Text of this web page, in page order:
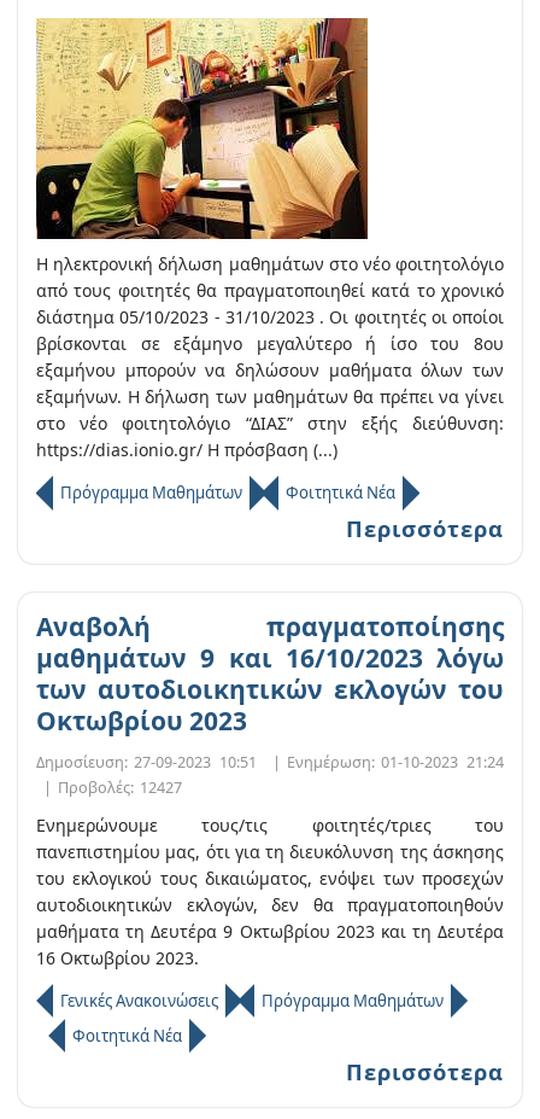
Η ηλεκτρονική δήλωση μαθημάτων στο νέο φοιτητολόγιο
από τους φοιτητές θα πραγματοποιηθεί κατά το χρονικό
διάστημα 05/10/2023 - 31/10/2023 . Οι φοιτητές οι οποίοι
βρίσκονται σε εξάμηνο μεγαλύτερο ή ίσο του 8ου
εξαμήνου μπορούν να δηλώσουν μαθήματα όλων των
εξαμήνων. Η δήλωση των μαθημάτων θα πρέπει να γίνει
στο νέο φοιτητολόγιο “ΔΙΑΣ” στην εξής διεύθυνση:
https://dias.ionio.gr/ Η πρόσβαση (...)
Πρόγραμμα Μαθημάτων Φοιτητικά Νέα
Περισσότερα
Αναβολή πραγματοποίησης
μαθημάτων 9 και 16/10/2023 λόγω
των αυτοδιοικητικών εκλογών του
Οκτωβρίου 2023
Δημοσίευση: 27-09-2023 10:51 | Ενημέρωση: 01-10-2023 21:24
| Προβολές: 12427
Ενημερώνουμε τους/τις φοιτητές/τριες του
πανεπιστημίου μας, ότι για τη διευκόλυνση της άσκησης
του εκλογικού τους δικαιώματος, ενόψει των προσεχών
αυτοδιοικητικών εκλογών, δεν θα πραγματοποιηθούν
μαθήματα τη Δευτέρα 9 Οκτωβρίου 2023 και τη Δευτέρα
16 Οκτωβρίου 2023.
Γενικές Ανακοινώσεις
Πρόγραμμα Μαθημάτων
Φοιτητικά Νέα
Περισσότερα